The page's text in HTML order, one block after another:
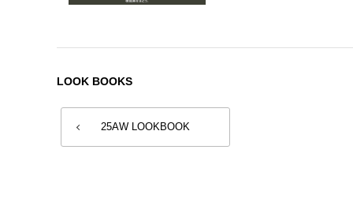
LOOK BOOKS
25AW LOOKBOOK